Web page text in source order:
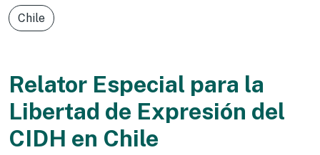
Chile
Relator Especial para la
Libertad de Expresión del
CIDH en Chile